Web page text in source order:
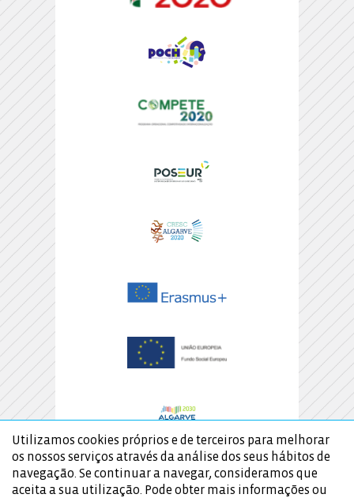
Utilizamos cookies próprios e de terceiros para melhorar
os nossos serviços através da análise dos seus hábitos de
navegação. Se continuar a navegar, consideramos que
aceita a sua utilização. Pode obter mais informações ou